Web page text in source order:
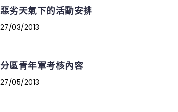
惡劣天氣下的活動安排
27/03/2013
分區青年軍考核內容
27/05/2013